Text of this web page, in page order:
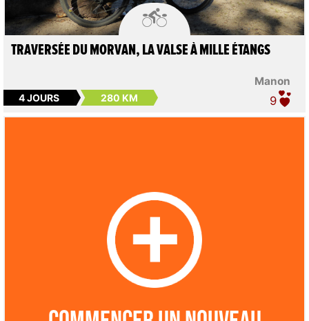

Manon
TRAVERSÉE DU MORVAN, LA VALSE À MILLE ÉTANGS
4 JOURS 280 KM 9